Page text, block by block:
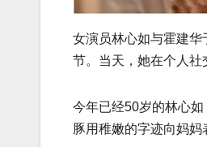
女演员林心如与霍建华
节。当天，她在个人社
今年已经50岁的林心
豚用稚嫩的字迹向妈妈